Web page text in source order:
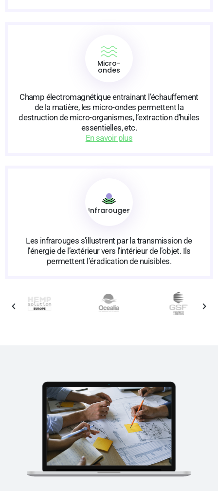
Micro-
ondes
Champ électromagnétique entrainant l’échauffement
de la matière, les micro-ondes permettent la
destruction de micro-organismes, l’extraction d’huiles
essentielles, etc.
En savoir plus
Infrarouges
Les infrarouges s’illustrent par la transmission de
l’énergie de l’extérieur vers l’intérieur de l’objet. Ils
permettent l’éradication de nuisibles.